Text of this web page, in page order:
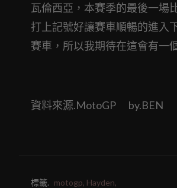
瓦倫西亞，本賽季的最後一場
打上記號好讓賽車順暢的進入
賽車，所以我期待在這會有一
資料來源.MotoGP by.BEN
標籤. motogp, Hayden,